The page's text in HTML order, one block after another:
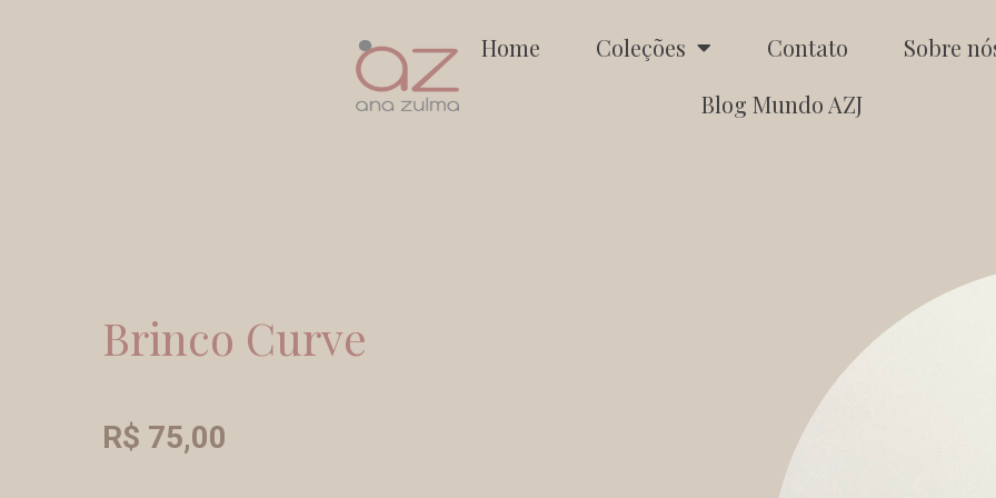
Home Coleções Contato
Sobre
Blog Mundo AZJ
Brinco Curve
R$ 75,00